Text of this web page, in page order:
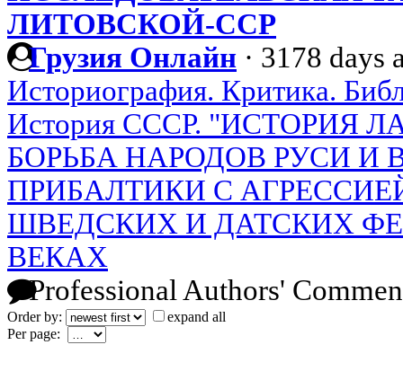
ЛИТОВСКОЙ-ССР
Грузия Онлайн · 3178 days
Историография. Критика.
История СССР. "ИСТОРИЯ
БОРЬБА НАРОДОВ РУСИ И
ПРИБАЛТИКИ С
ШВЕДСКИХ И ДАТСКИХ
ВЕКАХ
Professional Authors'
Order by:
expand all
Per page: